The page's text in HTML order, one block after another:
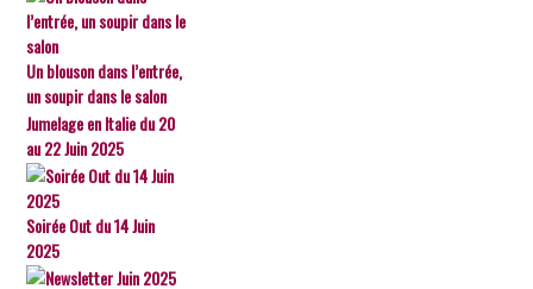
Un blouson dans l’entrée,
un soupir dans le salon
Jumelage en Italie du 20
au 22 Juin 2025
Soirée Out du 14 Juin
2025